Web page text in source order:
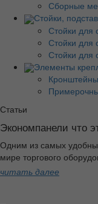
Сборные
Стойки,
Стойки для
Стойки для
Стойки для
Элементы
Статьи
Экономпанели что
Одним из самых
мире торгового
читать далее